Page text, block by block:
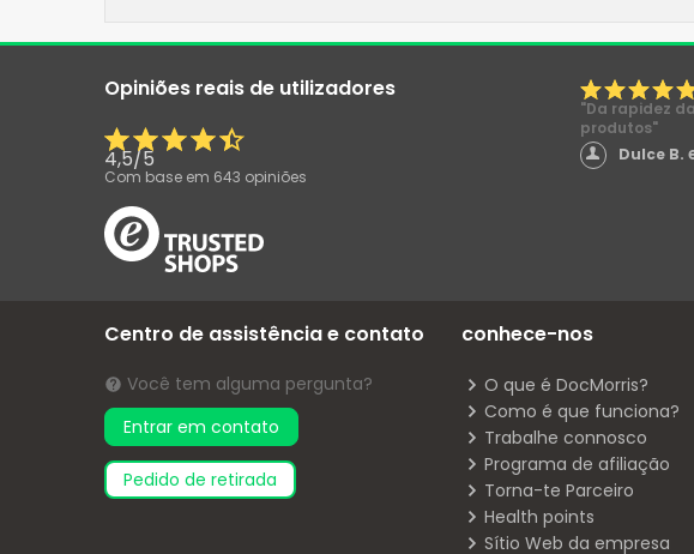
Opiniões reais de utilizadores
4,5/5
Com base em 643 opiniões
"Da rapidez
produtos"
Dulce B.
Centro de assistência e contato
Você tem alguma pergunta?
Entrar em contato
pedido de retirada
conhece-nos
O que é DocMorris?
Como é que funciona?
Trabalhe connosco
Programa de afiliação
Torna-te Parceiro
Health points
Sítio Web da empresa